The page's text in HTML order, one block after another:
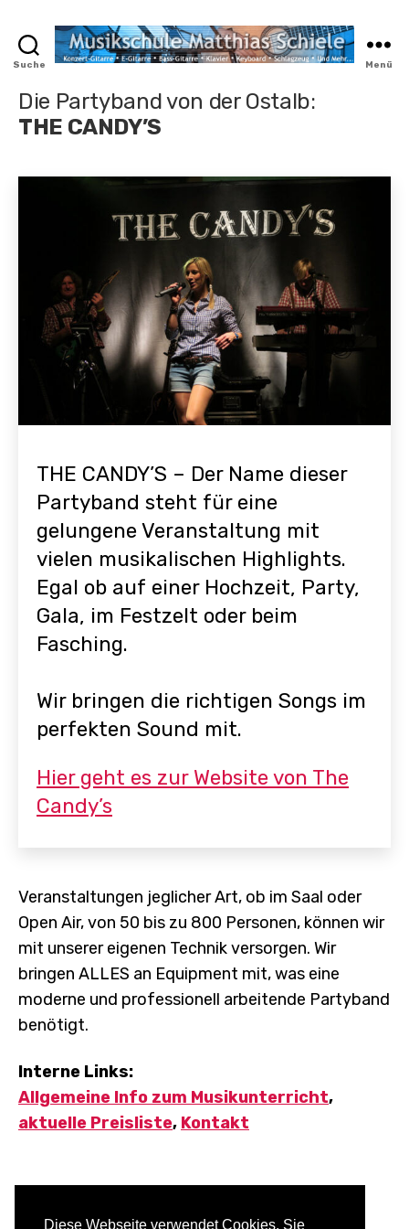
Diese Webseite verwendet Cookies. Sie
Suche Menü
Die Partyband von der Ostalb:
THE CANDY’S
THE CANDY’S – Der Name dieser
Partyband steht für eine
gelungene Veranstaltung mit
vielen musikalischen Highlights.
Egal ob auf einer Hochzeit, Party,
Gala, im Festzelt oder beim
Fasching.
Wir bringen die richtigen Songs im
perfekten Sound mit.
Hier geht es zur Website von The
Candy’s
Veranstaltungen jeglicher Art, ob im Saal oder
Open Air, von 50 bis zu 800 Personen, können wir
mit unserer eigenen Technik versorgen. Wir
bringen ALLES an Equipment mit, was eine
moderne und professionell arbeitende Partyband
benötigt.
Interne Links:
Allgemeine Info zum Musikunterricht,
aktuelle Preisliste, Kontakt
MyMusicWeb.de